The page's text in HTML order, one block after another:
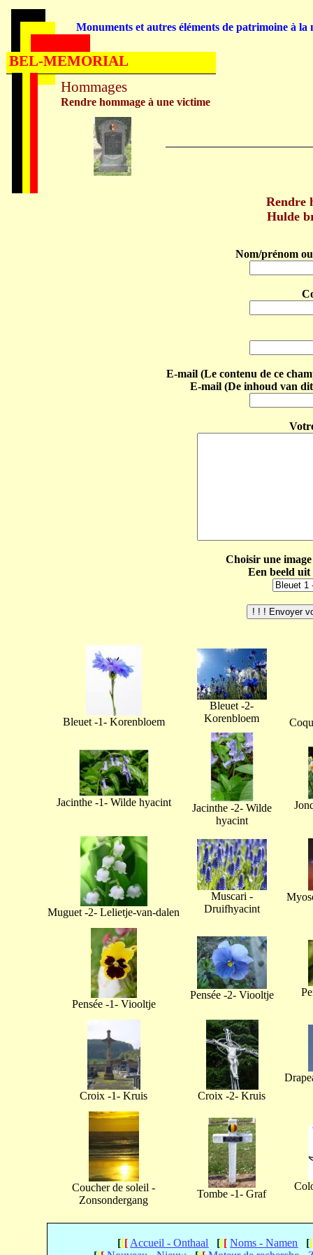
Rendre
Hulde
Nom/prénom
E-mail (Le contenu de ce
E-mail (De inhoud van
Choisir une
Een beeld
Bleuet -1- Korenbloem
Bleuet -2-
Korenbloem
Jacinthe -1- Wilde hyacint
Jacinthe -2- Wilde
hyacint
Muguet -2- Lelietje-van-dalen
Muscari -
Druifhyacint
Pensée -1- Viooltje
Pensée -2- Viooltje
Croix -1- Kruis Croix -2- Kruis
Coucher de soleil -
Zonsondergang
Tombe -1- Graf
[[[ Accueil - Onthaal [[[ Noms - Namen [[
Hommages
Rendre hommage à une victime
Monuments et autres éléments de patrimoine à la
BEL-MEMORIAL